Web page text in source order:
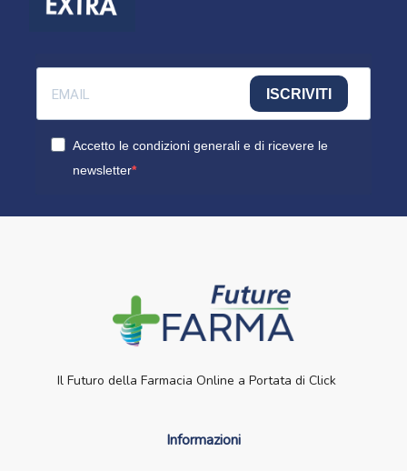
ISCRIVITI
Accetto le condizioni generali e di ricevere le
newsletter
Il Futuro della Farmacia Online a Portata di Click
Informazioni